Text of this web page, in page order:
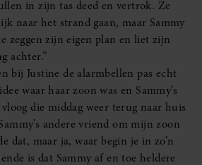
in zijn tas deed en vertrok. Ze
naar het strand gaan, maar Sammy
zeggen zijn eigen plan en liet zijn
achter.”
bij Justine de alarmbellen pas echt
waar haar zoon was en Sammy’s
die middag weer terug naar huis
andere vriend om mijn zoon
dat, maar ja, waar begin je in zo’n
is dat Sammy af en toe heldere